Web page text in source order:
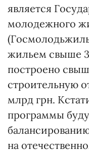
является
молодежного
жильем свыше
построено
строительную
млрд грн.
программы
на